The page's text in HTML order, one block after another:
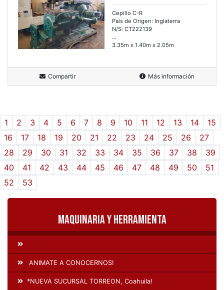
Cepillo C-R
Pais de Origen: Inglaterra
N/S: CT222139
...
3.35m x 1.40m x 2.05m
Compartir Más información
1 2 3 4 5 6 7 8 9 10 11 12 13 14
15
16
17 18 19 20 21 22 23 24 25 26
27
28
29 30 31 32 33 34 35 36 37 38
39
40
41 42 43 44 45 46 47 48 49 50
51
52
53
Maquinaria y Herramienta
ANIMATE A CONOCERNOS!
*NUEVA SUCURSAL TORREON, Coahuila!